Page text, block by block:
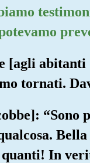
[agli
tornati.
“Sono
In